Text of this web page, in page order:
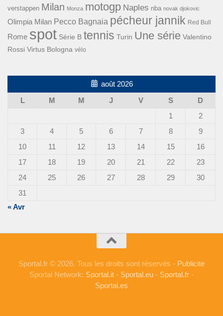
verstappen Milan Monza motogp Naples nba novak djokovic
Olimpia Milan Pecco Bagnaia pécheur jannik Red Bull
Rome spot Série B tennis Turin Une série Valentino
Rossi Virtus Bologna vélo
août 2026
L
M M J V S
D
1
2
3
4 5 6 7 8
9
10
11 12 13 14 15
16
17
18 19 20 21 22
23
24
25 26 27 28 29
30
31
« Avr
Sportal.fr © 2026. Tous les droits sont réservés - Publicite
Sportal Network: Sportal.it - Sportal.eu - Sportal.fr -
Sportal.es